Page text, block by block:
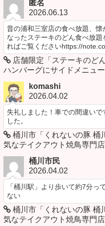
匿名
2026.06.13
昔の浦和三室店の食べ放題、懐
なったステーキのどん食べ放
ればご覧くださいhttps://
店舗限定「ステーキのど
ハンバーグにサイドメニュ
komashi
2026.04.02
失礼しました！車での間違い
した。
桶川市「くれないの豚 桶
気なテイクアウト焼鳥専門店
桶川市民
2026.04.02
「桶川駅」より歩いて約7分っ
ない
桶川市「くれないの豚 桶
気なテイクアウト焼鳥専門店